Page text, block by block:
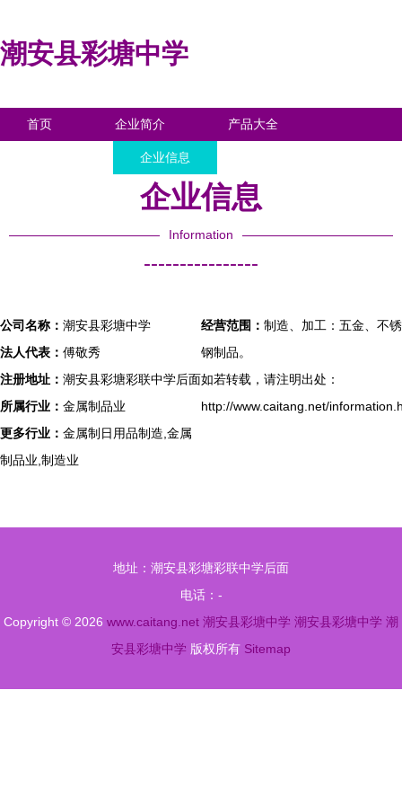
潮安县彩塘中学
首页 企业简介 产品大全
企业信息
企业信息
Information
----------------
公司名称： 潮安县彩塘中学
法人代表： 傅敬秀
注册地址： 潮安县彩塘彩联中学后面
所属行业： 金属制品业
更多行业： 金属制日用品制造,金属
制品业,制造业
经营范围： 制造、加工：五金、不锈
钢制品。
如若转载，请注明出处：
http://www.caitang.net/
地址：潮安县彩塘彩联中学后面
电话：-
Copyright © 2026 www.caitang.net 潮安县彩塘中学 潮安县彩塘中学 潮
安县彩塘中学 版权所有 Sitemap